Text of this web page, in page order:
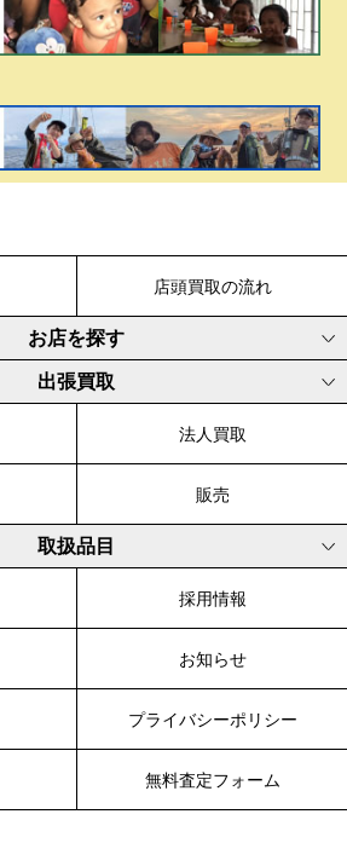
店頭買取の流れ
お店を探す
出張買取
法人買取
販売
取扱品目
採用情報
お知らせ
プライバシーポリシー
無料査定フォーム